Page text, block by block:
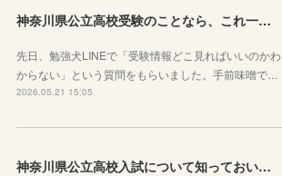
神奈川県公立高校受験のことなら、これ一本でOKです
先日、勉強犬LINEで「受験情報どこ見ればいいのかわ
からない」という質問をもらいました。手前味噌で…
2026.05.21 15:05
神奈川県公立高校入試について知っておいた方がいい10のこと